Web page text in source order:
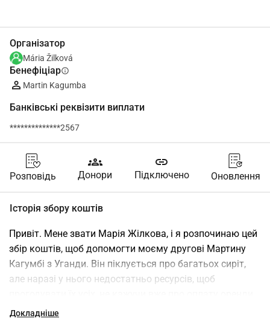
Організатор
Mária Žilková
Бенефіціарinfo
Martin Kagumba
Банківські реквізити виплати
**************2567
Розповідь
groups
Донори
link
Підключено Оновлення
Історія збору коштів
Привіт. Мене звати Марія Жілкова, і я розпочинаю цей
збір коштів, щоб допомогти моєму другові Мартину
Кагумбі з Уганди. Він піклується про багатьох сиріт,
але наразі у нього недостатньо ресурсів, щоб
Якщо ми не допоможемо йому, він разом з цими
Докладніше